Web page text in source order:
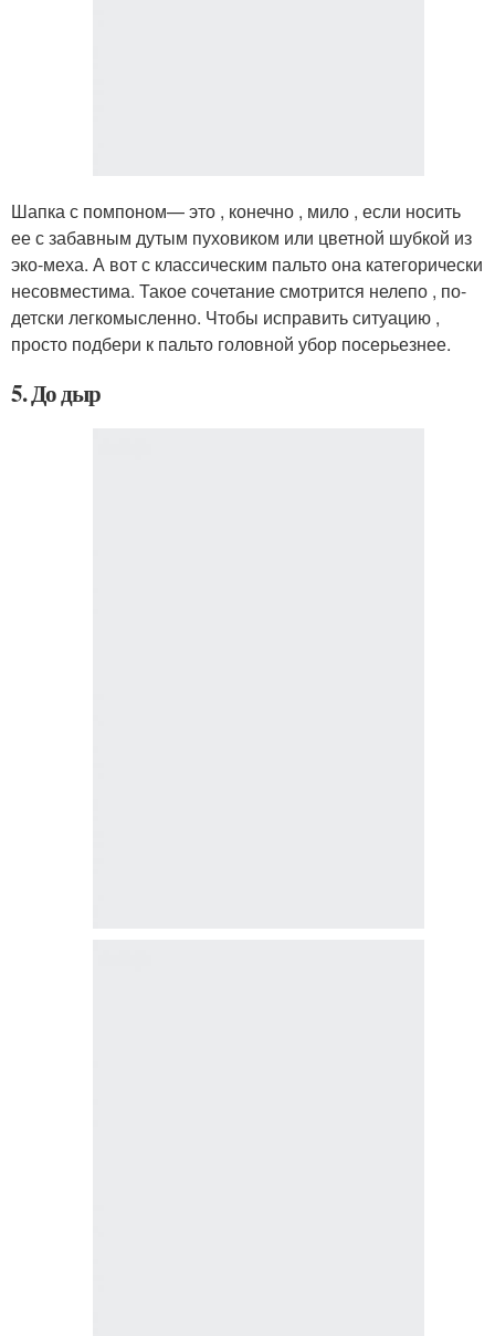
Шапка с помпоном— это , конечно , мило , если носить
ее с забавным дутым пуховиком или цветной шубкой из
эко-меха. А вот с классическим пальто она категорически
несовместима. Такое сочетание смотрится нелепо , по-
детски легкомысленно. Чтобы исправить ситуацию ,
просто подбери к пальто головной убор посерьезнее.
5. До дыр